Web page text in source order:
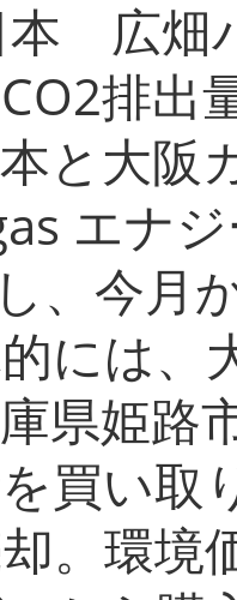
広畑
排出
と大阪
エナ
、今月
には、
県姫路
買い取
。環境